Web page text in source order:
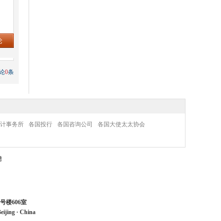
0条
事务所 各国投行 各国咨询公司 各国大使太太协会
楼606室
· China